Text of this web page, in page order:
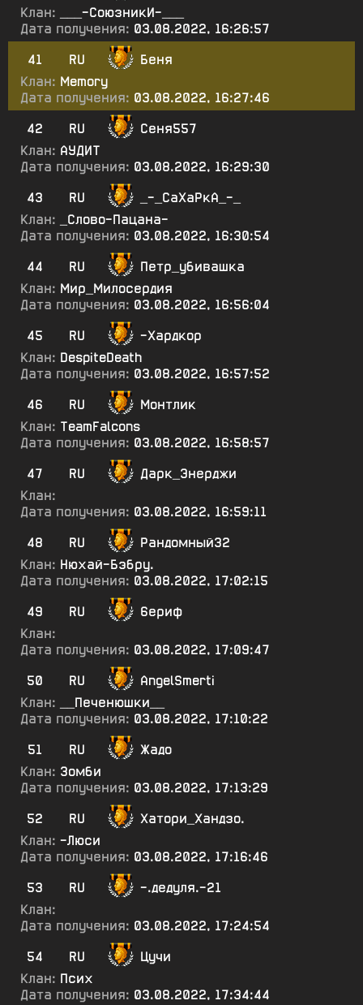
Клан:
___-СоюзникИ-___
Дата получения: 03.08.2022, 16:26:57
41
RU
Беня
Клан: Memory
Дата получения: 03.08.2022, 16:27:46
42
RU
Сеня557
Клан: АУДИТ
Дата получения: 03.08.2022, 16:29:30
43
RU
_-_СаХаРкА_-_
Клан:
_Слово-Пацана-
Дата получения: 03.08.2022, 16:30:54
44
RU
Петр_убивашка
Клан: Мир_Милосердия
Дата получения: 03.08.2022, 16:56:04
45
RU
-Хардкор
Клан: DespiteDeath
Дата получения: 03.08.2022, 16:57:52
46
RU
Монтлик
Клан: TeamFalcons
Дата получения: 03.08.2022, 16:58:57
47
RU
Дарк_Энерджи
Клан:
Дата получения: 03.08.2022, 16:59:11
48
RU
Рандомный32
Клан: Нюхай-Бэбру.
Дата получения: 03.08.2022, 17:02:15
49
RU
6ериф
Клан:
Дата получения: 03.08.2022, 17:09:47
50
RU
AngelSmerti
Клан:
__Печенюшки__
Дата получения: 03.08.2022, 17:10:22
51
RU
Жадо
Клан: Зомби
Дата получения: 03.08.2022, 17:13:29
52
RU
Хатори_Хандзо.
Клан: -Люси
Дата получения: 03.08.2022, 17:16:46
53
RU
-.дедуля.-21
Клан:
Дата получения: 03.08.2022, 17:24:54
54
RU
Цучи
Клан: Псих
Дата получения: 03.08.2022, 17:34:44